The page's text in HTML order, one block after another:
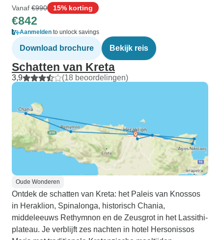
Vanaf €990 15% korting
€842
Aanmelden to unlock savings
Download brochure Bekijk reis
Schatten van Kreta
3,9 (18 beoordelingen)
Oude Wonderen
Ontdek de schatten van Kreta: het Paleis van Knossos
in Heraklion, Spinalonga, historisch Chania,
middeleeuws Rethymnon en de Zeusgrot in het Lassithi-
plateau. Je verblijft zes nachten in hotel Hersonissos